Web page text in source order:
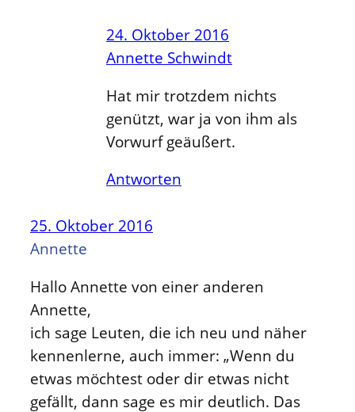
24. Oktober 2016
Annette Schwindt
Hat mir trotzdem nichts
genützt, war ja von ihm als
Vorwurf geäußert.
Antworten
25. Oktober 2016
Annette
Hallo Annette von einer anderen
Annette,
ich sage Leuten, die ich neu und näher
kennenlerne, auch immer: „Wenn du
etwas möchtest oder dir etwas nicht
gefällt, dann sage es mir deutlich. Das